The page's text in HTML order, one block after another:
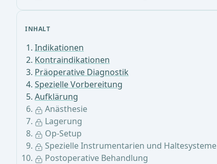
INHALT
Indikationen
Kontraindikationen
Präoperative Diagnostik
Spezielle Vorbereitung
Aufklärung
Anästhesie
Lagerung
Op-Setup
Spezielle Instrumentarien und Haltesysteme
Postoperative Behandlung